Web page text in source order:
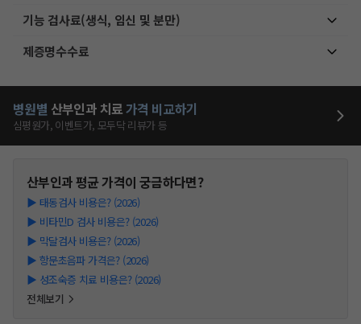
기능 검사료(생식, 임신 및 분만)
제증명수수료
병원별 산부인과 치료가격 비교하기
심평원가, 이벤트가, 모두닥 리뷰가 등
산부인과평균 가격이 궁금하다면?
▶ 태동검사 비용은? (2026)
▶ 비타민D 검사 비용은? (2026)
▶ 막달검사 비용은? (2026)
▶ 항문초음파 가격은? (2026)
▶ 성조숙증 치료 비용은? (2026)
전체보기